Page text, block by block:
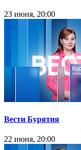
23 июня, 20:00
Вести Бурятия
22 июня, 20:00